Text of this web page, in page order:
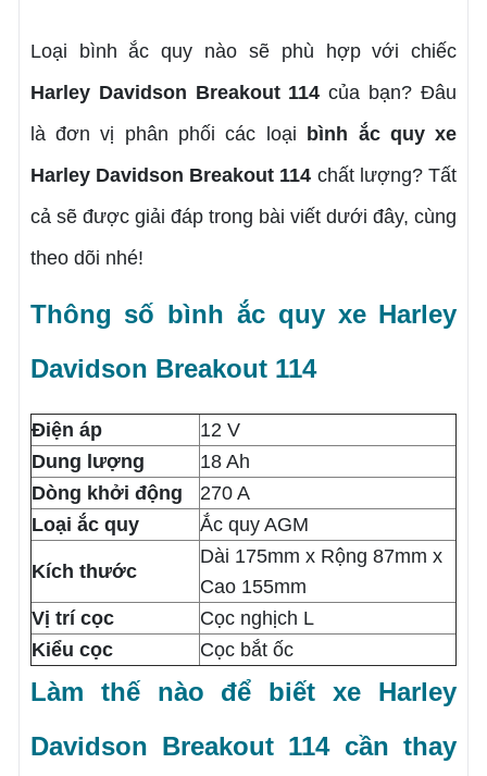
Loại bình ắc quy nào sẽ phù hợp với chiếc
Harley Davidson Breakout 114 của bạn? Đâu
là đơn vị phân phối các loại
bình ắc quy xe
Harley Davidson Breakout 114 chất lượng? Tất
cả sẽ được giải đáp trong bài viết dưới đây, cùng
theo dõi nhé!
Thông số bình ắc quy xe Harley
Davidson Breakout 114
Điện áp
12 V
Dung lượng
18 Ah
Dòng khởi động
270 A
Loại ắc quy
Ắc quy AGM
Kích thước
Dài 175mm x Rộng 87mm x
Cao 155mm
Vị trí cọc
Cọc nghịch L
Kiểu cọc
Cọc bắt ốc
Làm thế nào để biết xe Harley
Davidson Breakout 114 cần thay